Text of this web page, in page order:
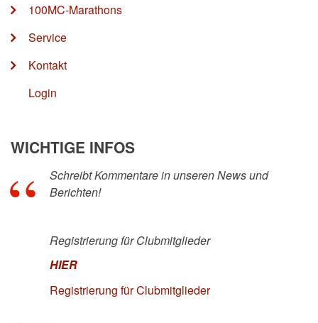
100MC-Marathons
Service
Kontakt
Login
WICHTIGE INFOS
Schreibt Kommentare in unseren News und
Berichten!
Registrierung für Clubmitglieder
HIER
Registrierung für Clubmitglieder